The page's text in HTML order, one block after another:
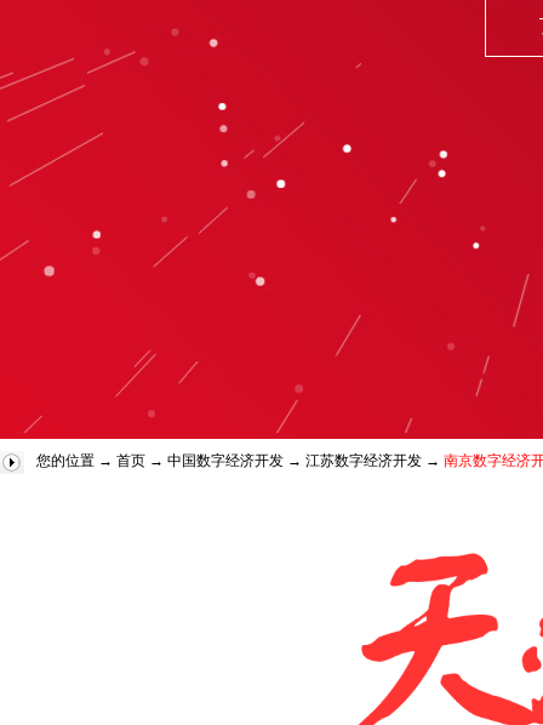
您的位置 → 首页 → 中国数字经济开发 → 江苏数字经济开发 → 南京数字经济